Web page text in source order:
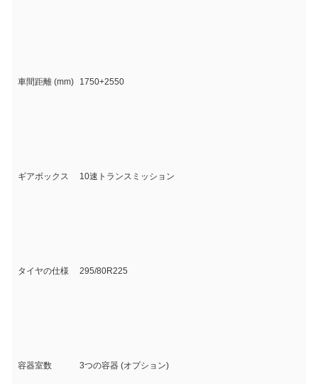
車間距離 (mm) 1750+2550
ギアボックス 10速トランスミッション
タイヤの仕様 295/80R225
容器室数 3つの容器 (オプション)